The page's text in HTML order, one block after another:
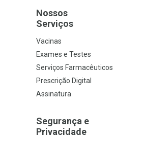
Nossos
Serviços
Vacinas
Exames e Testes
Serviços Farmacêuticos
Prescrição Digital
Assinatura
Segurança e
Privacidade